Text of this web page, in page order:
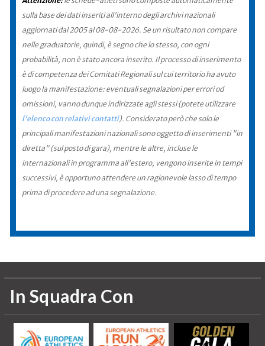
sulla base dei dati inseriti all'interno degli archivi nazionali
aggiornati dal 2005 al 08-08-2026. Se un risultato non compare
nelle graduatorie, quindi, è segno che lo stesso, con ogni
probabilità, non è stato ancora inserito. Il processo di inserimento
è di competenza dei Comitati Regionali sul cui territorio ha avuto
luogo la manifestazione: eventuali segnalazioni per errori od
omissioni, vanno dunque indirizzate agli stessi (potete utilizzare
l'elenco con relativi contatti). Considerato però che solo le
principali manifestazioni nazionali sono oggetto di inserimenti "in
diretta" (sul posto di gara), mentre le altre, incluse le
internazionali in programma all'estero, vengono inserite in tempi
successivi, è opportuno attendere un ragionevole lasso di tempo
prima di procedere ad una segnalazione.
In Squadra Con